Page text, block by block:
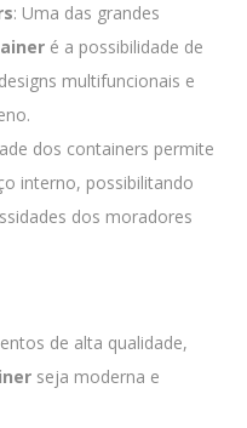
: Uma das grandes
é a possibilidade de
multifuncionais e
dos containers permite
interno, possibilitando
dos moradores
de alta qualidade,
seja moderna e